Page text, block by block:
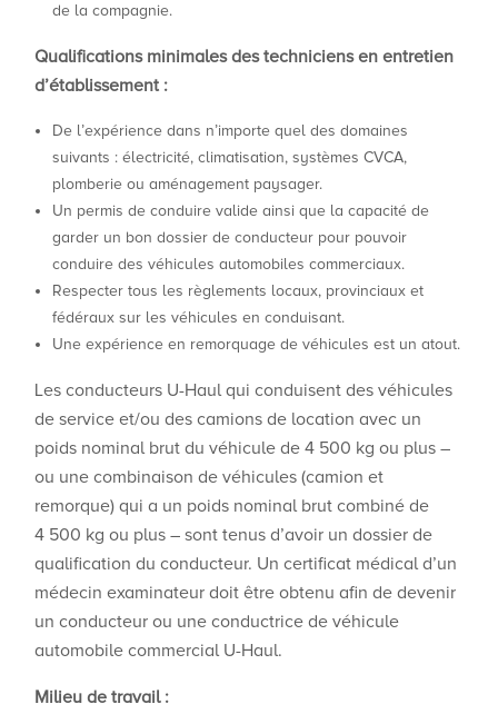
de la compagnie.
Qualifications minimales des techniciens en entretien
d’établissement :
De l’expérience dans n’importe quel des domaines
suivants : électricité, climatisation, systèmes CVCA,
plomberie ou aménagement paysager.
Un permis de conduire valide ainsi que la capacité de
garder un bon dossier de conducteur pour pouvoir
conduire des véhicules automobiles commerciaux.
Respecter tous les règlements locaux, provinciaux et
fédéraux sur les véhicules en conduisant.
Une expérience en remorquage de véhicules est un atout.
Les conducteurs U-Haul qui conduisent des véhicules
de service et/ou des camions de location avec un
poids nominal brut du véhicule de 4 500 kg ou plus –
ou une combinaison de véhicules (camion et
remorque) qui a un poids nominal brut combiné de
4 500 kg ou plus – sont tenus d’avoir un dossier de
qualification du conducteur. Un certificat médical d’un
médecin examinateur doit être obtenu afin de devenir
un conducteur ou une conductrice de véhicule
automobile commercial U-Haul.
Milieu de travail :